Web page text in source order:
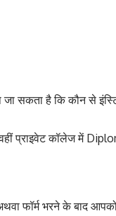
सकता है कि कौन से
प्राइवेट कॉलेज में
फॉर्म भरने के बाद